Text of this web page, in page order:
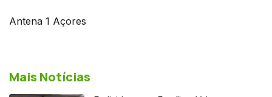
Antena 1 Açores
Mais Notícias